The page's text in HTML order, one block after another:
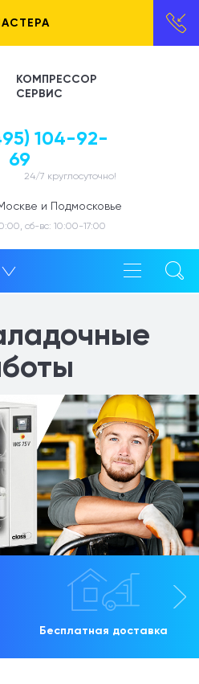
КОМПРЕССОР
СЕРВИС
104-92-
69
24/7 круглосуточно!
и Подмосковье
сб-вс: 10:00-17:00
Бесплатная доставка